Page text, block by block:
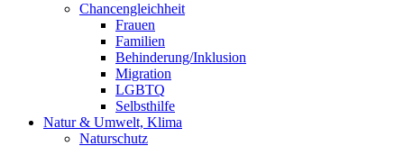
Chancengleichheit
Frauen
Familien
Behinderung/Inklusion
Migration
LGBTQ
Selbsthilfe
Natur & Umwelt, Klima
Naturschutz